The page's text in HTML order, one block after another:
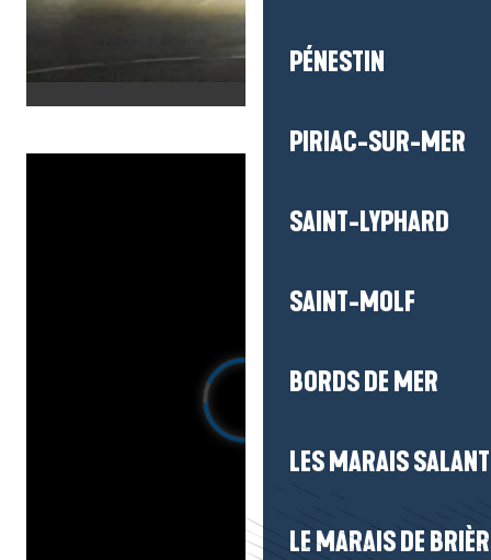
PÉNESTIN
PIRIAC-SUR-MER
SAINT-LYPHARD
SAINT-MOLF
BORDS DE MER
LES MARAIS
LE MARAIS DE